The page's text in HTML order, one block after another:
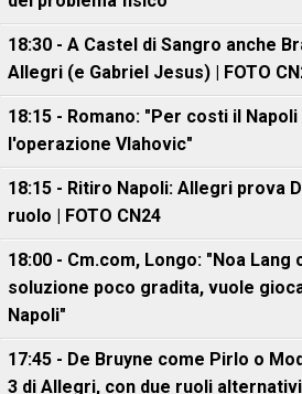
18:30 - A Castel di Sangro anche
Allegri (e Gabriel Jesus) | FOTO
18:15 - Romano: "Per costi il
l'operazione Vlahovic"
18:15 - Ritiro Napoli: Allegri prova
ruolo | FOTO CN24
18:00 - Cm.com, Longo: "Noa Lang
soluzione poco gradita, vuole
Napoli"
17:45 - De Bruyne come Pirlo o
3 di Allegri, con due ruoli alternativi